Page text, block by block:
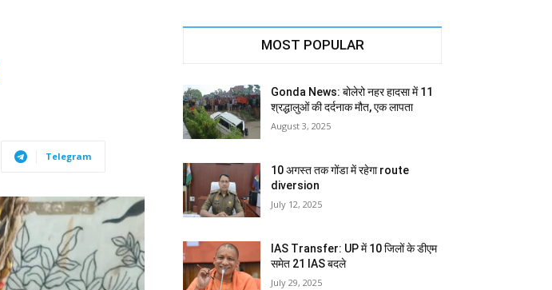
Telegram
MOST POPULAR
Gonda News: बोलेरो नहर हादसा में 11
श्रद्धालुओं की दर्दनाक मौत, एक लापता
August 3, 2025
10 अगस्त तक गोंडा में रहेगा route
diversion
July 12, 2025
IAS Transfer: UP में 10 जिलों के डीएम
समेत 21 IAS बदले
July 29, 2025